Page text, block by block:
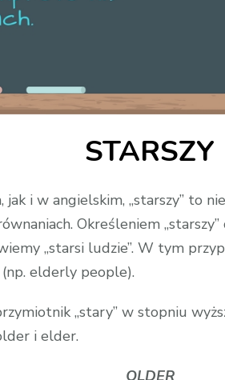
STARSZY
jak i w angielskim, „starszy” to
Określeniem „starszy”
„starsi ludzie”. W tym
(np. elderly people).
„stary” w stopniu
i elder.
OLDER